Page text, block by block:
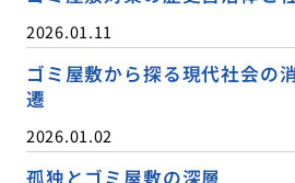
2026.01.11
ゴミ屋敷から探る現代社会の
遷
2026.01.02
孤独とゴミ屋敷の深層